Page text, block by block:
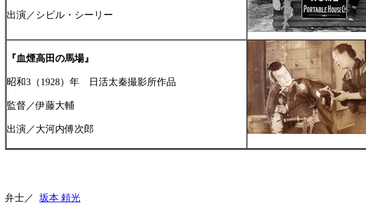
出演／シビル・シーリー
『血煙高田の馬場』
昭和3（1928）年 日活太秦撮影所作品
監督／伊藤大輔
出演／大河内傅次郎
弁士／ 坂本 頼光